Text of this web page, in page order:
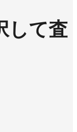
して査